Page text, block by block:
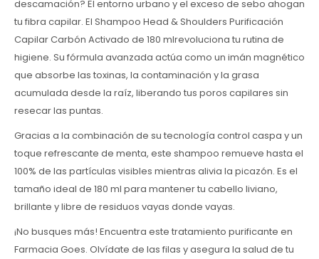
descamación? El entorno urbano y el exceso de sebo ahogan
tu fibra capilar. El Shampoo Head & Shoulders Purificación
Capilar Carbón Activado de 180 mlrevoluciona tu rutina de
higiene. Su fórmula avanzada actúa como un imán magnético
que absorbe las toxinas, la contaminación y la grasa
acumulada desde la raíz, liberando tus poros capilares sin
resecar las puntas.
Gracias a la combinación de su tecnología control caspa y un
toque refrescante de menta, este shampoo remueve hasta el
100% de las partículas visibles mientras alivia la picazón. Es el
tamaño ideal de 180 ml para mantener tu cabello liviano,
brillante y libre de residuos vayas donde vayas.
¡No busques más! Encuentra este tratamiento purificante en
Farmacia Goes. Olvídate de las filas y asegura la salud de tu